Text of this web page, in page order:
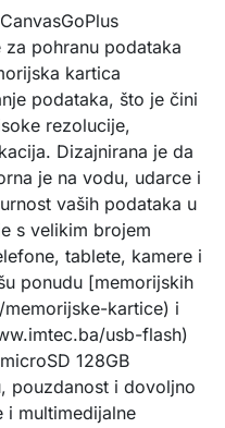
pohranu podataka
kartica
podataka, što je čini
rezolucije,
Dizajnirana je da
je na vodu, udarce i
vaših podataka u
s velikim brojem
tablete, kamere i
ponudu [memorijskih
kartice) i
usb-flash)
128GB
pouzdanost i dovoljno
i multimedijalne